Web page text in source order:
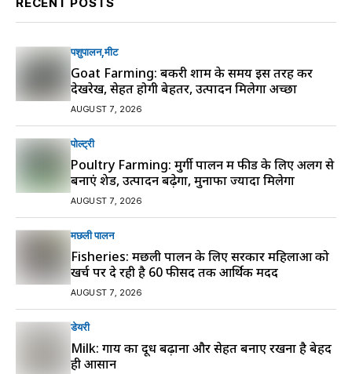
RECENT POSTS
पशुपालन मीट
Goat Farming: बकरी शाम के समय इस तरह करें
देखरेख, सेहत होगी बेहतर, उत्पादन मिलेगा अच्छा
AUGUST 7, 2026
पोल्ट्री
Poultry Farming: मुर्गी पालन में फीड के लिए अलग से
बनाएं शेड, उत्पादन बढ़ेगा, मुनाफा ज्यादा मिलेगा
AUGUST 7, 2026
मछली पालन
Fisheries: मछली पालन के लिए सरकार महिलाओं को
खर्च पर दे रही है 60 फीसद तक आर्थिक मदद
AUGUST 7, 2026
डेयरी
Milk: गाय का दूध बढ़ाना और सेहत बनाए रखना है बेहद
ही आसान